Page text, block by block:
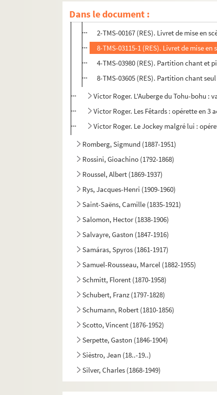
Dans le document :
8-TMS-03113 (RES). Libretto imprimé. 3
8-TMS-03114 (RES). Libretto imprimé. 4
2-TMS-00167 (RES). Livret de mise en
8-TMS-03115-1 (RES). Livret de mise en
4-TMS-03980 (RES). Partition chant et
8-TMS-03605 (RES). Partition chant
Victor Roger. L'Auberge du Tohu-bohu :
Victor Roger. Les Fêtards : opérette en 3
Victor Roger. Le Jockey malgré lui :
Romberg, Sigmund (1887-1951)
Rossini, Gioachino (1792-1868)
Roussel, Albert (1869-1937)
Rys, Jacques-Henri (1909-1960)
Saint-Saëns, Camille (1835-1921)
Salomon, Hector (1838-1906)
Salvayre, Gaston (1847-1916)
Samáras, Spyros (1861-1917)
Samuel-Rousseau, Marcel (1882-1955)
Schmitt, Florent (1870-1958)
Schubert, Franz (1797-1828)
Schumann, Robert (1810-1856)
Scotto, Vincent (1876-1952)
Serpette, Gaston (1846-1904)
Sièstro, Jean (18..-19..)
Silver, Charles (1868-1949)